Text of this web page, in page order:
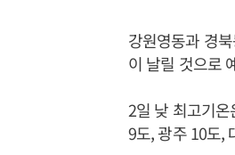
강원영동과 경
이 날릴 것으로
2일 낮 최고기
9도, 광주 10도,